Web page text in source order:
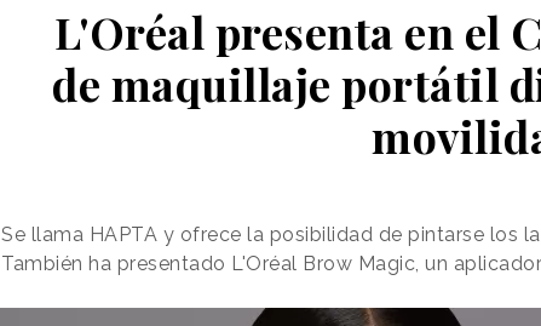
L'Oréal presenta en el
de maquillaje portátil
Se llama HAPTA y ofrece la posibilidad de pintarse los
También ha presentado L'Oréal Brow Magic, un